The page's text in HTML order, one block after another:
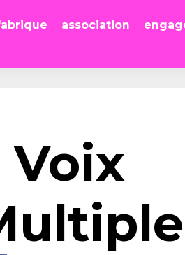
association
Voix